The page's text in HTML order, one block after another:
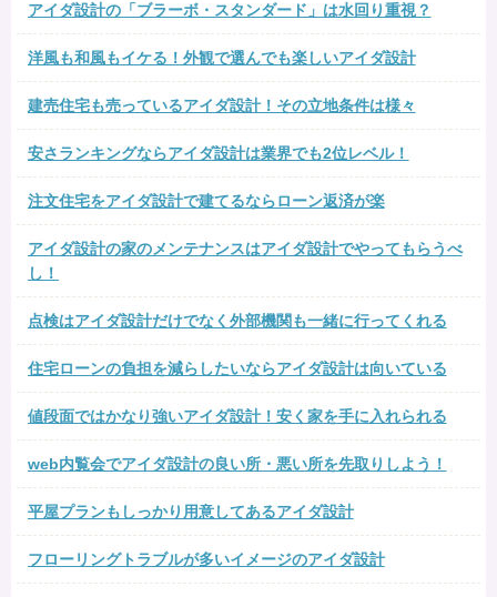
アイダ設計の「ブラーボ・スタンダード」は水回り重視？
洋風も和風もイケる！外観で選んでも楽しいアイダ設計
建売住宅も売っているアイダ設計！その立地条件は様々
安さランキングならアイダ設計は業界でも2位レベル！
注文住宅をアイダ設計で建てるならローン返済が楽
アイダ設計の家のメンテナンスはアイダ設計でやってもらうべ
し！
点検はアイダ設計だけでなく外部機関も一緒に行ってくれる
住宅ローンの負担を減らしたいならアイダ設計は向いている
値段面ではかなり強いアイダ設計！安く家を手に入れられる
web内覧会でアイダ設計の良い所・悪い所を先取りしよう！
平屋プランもしっかり用意してあるアイダ設計
フローリングトラブルが多いイメージのアイダ設計